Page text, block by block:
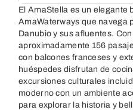
El AmaStella es un elegante
AmaWaterways que navega
Danubio y sus afluentes.
aproximadamente 156
con balcones franceses y
huéspedes disfrutan de
excursiones culturales
moderno con un ambiente
para explorar la historia y